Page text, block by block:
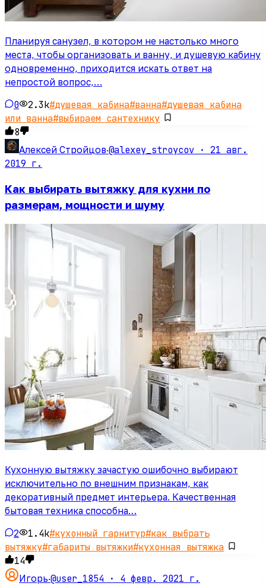
Планируя санузел, в котором не настолько много
места, чтобы организовать и ванну, и душевую кабину
одновременно, приходится искать ответ на
непростой вопрос,…
0 2.3k#душевая кабина#ванна#душевая кабина
или ванна#выбираем сантехнику
8
Алексей Стройцов·@alexey_stroycov · 21 авг.
2019 г.
Как выбирать вытяжку для кухни по
размерам, мощности и шуму
Кухонную вытяжку зачастую ошибочно выбирают
исключительно по внешним признакам, как
декоративный предмет интерьера. Качественная
бытовая техника способна…
2 1.4k#кухонный гарнитур#как выбрать
вытяжку#габариты вытяжки#кухонная вытяжка
14
Игорь·@user_1854 · 4 февр. 2021 г.